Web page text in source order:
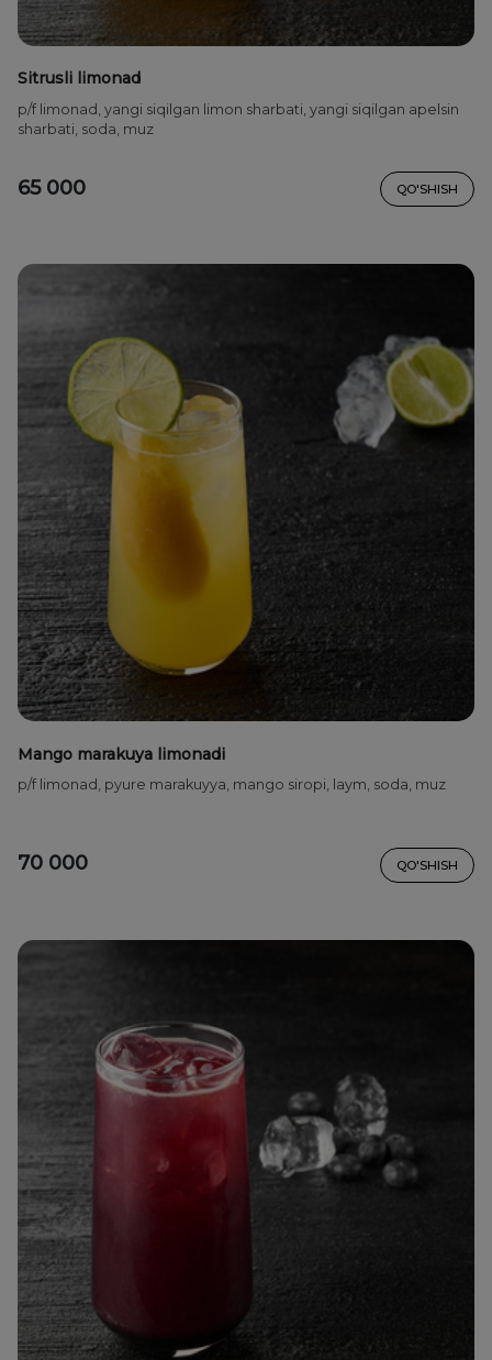
Sitrusli limonad
p/f limonad, yangi siqilgan limon sharbati, yangi siqilgan apelsin
sharbati, soda, muz
65 000 QO'SHISH
Mango marakuya limonadi
p/f limonad, pyure marakuyya, mango siropi, laym, soda, muz
70 000 QO'SHISH